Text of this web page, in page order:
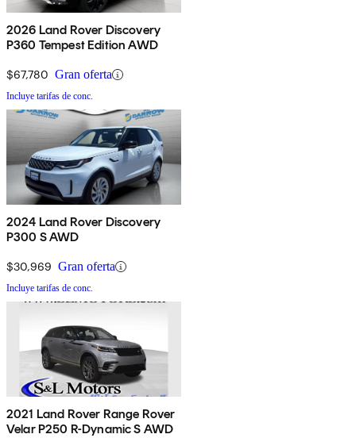
2026 Land Rover Discovery
P360 Tempest Edition AWD
$67,780 Gran oferta
Incluye tarifas de conc.
2024 Land Rover Discovery
P300 S AWD
$30,969 Gran oferta
Incluye tarifas de conc.
2021 Land Rover Range Rover
Velar P250 R-Dynamic S AWD